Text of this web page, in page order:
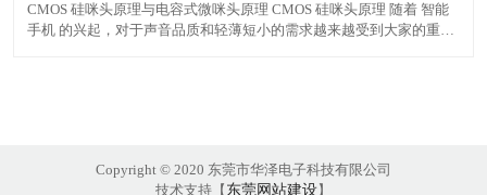
CMOS 硅咪头原理与电容式微咪头原理 CMOS 硅咪头原理 随着 智能
手机 的兴起，对于声音品质和轻薄短小的需求越来越受到大家的重
Copyright © 2020 东莞市华泽电子科技有限公司
技术支持【 东莞网站建设】